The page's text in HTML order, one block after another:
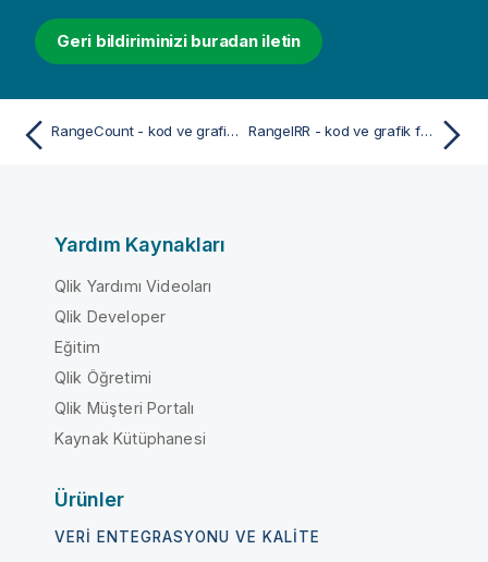
Geri bildiriminizi buradan iletin
RangeCount - kod ve grafik fonksiyonu RangeIRR - kod ve grafik fonksiyonu
Yardım Kaynakları
Qlik Yardımı Videoları
Qlik Developer
Eğitim
Qlik Öğretimi
Qlik Müşteri Portalı
Kaynak Kütüphanesi
Ürünler
VERI ENTEGRASYONU VE KALITE